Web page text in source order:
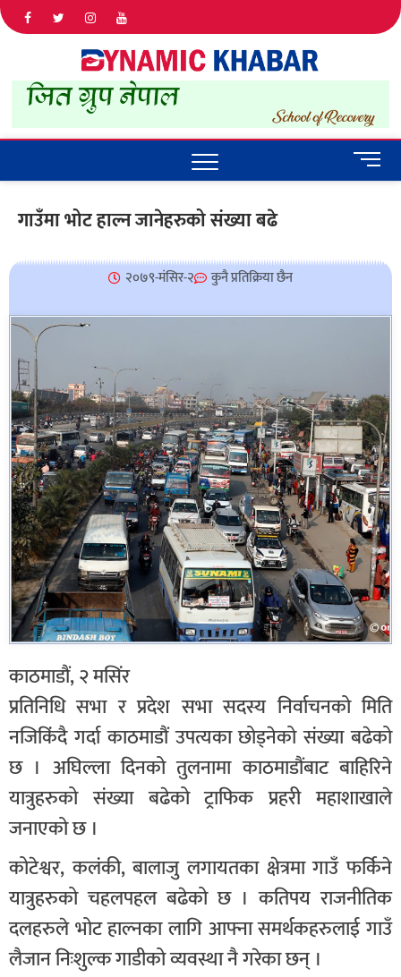
IN NEPAL
M
e
u
o
गाउँमा भोट हाल्न जानेहरुको संख्या बढे
२०७९-मंसिर-२ कुनै प्रतिक्रिया छैन
काठमाडौं, २ मसिंर
प्रतिनिधि सभा र प्रदेश सभा सदस्य निर्वाचनको मिति
नजिकिंदै गर्दा काठमाडौं उपत्यका छोड्नेको संख्या बढेको
छ । अघिल्ला दिनको तुलनामा काठमाडौंबाट बाहिरिने
यात्रुहरुको संख्या बढेको ट्राफिक प्रहरी महाशाखाले
जनाएको छ ।
कोटेश्वर, कलंकी, बालाजु लगायतका क्षेत्रमा गाउँ फर्किने
यात्रुहरुको चहलपहल बढेको छ । कतिपय राजनीतिक
दलहरुले भोट हाल्नका लागि आफ्ना समर्थकहरुलाई गाउँ
लैजान निःशुल्क गाडीको व्यवस्था नै गरेका छन् ।